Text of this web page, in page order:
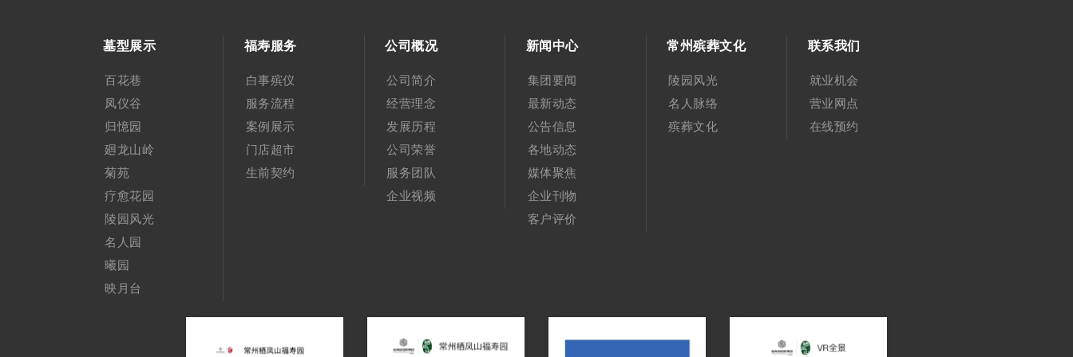
墓型展示
百花巷
凤仪谷
归憶园
廻龙山岭
菊苑
疗愈花园
陵园风光
名人园
曦园
映月台
福寿服务
白事殡仪
服务流程
案例展示
门店超市
生前契约
公司概况
公司简介
经营理念
发展历程
公司荣誉
服务团队
企业视频
新闻中心
集团要闻
最新动态
公告信息
各地动态
媒体聚焦
企业刊物
客户评价
常州殡葬文化
陵园风光
名人脉络
殡葬文化
联系我们
就业机会
营业网点
在线预约